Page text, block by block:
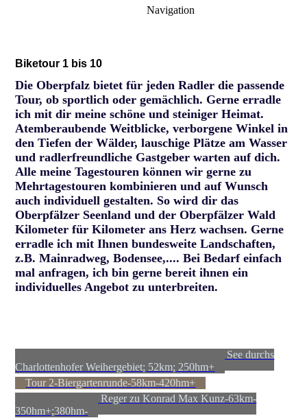
Navigation
Biketour 1 bis 10
Die Oberpfalz bietet für jeden Radler die passende
Tour, ob sportlich oder gemächlich. Gerne erradle
ich mit dir meine schöne und steiniger Heimat.
Atemberaubende Weitblicke, verborgene Winkel in
den Tiefen der Wälder, lauschige Plätze am Wasser
und radlerfreundliche Gastgeber warten auf dich.
Alle meine Tagestouren können wir gerne zu
Mehrtagestouren kombinieren und auf Wunsch
auch individuell gestalten. So wird dir das
Oberpfälzer Seenland und der Oberpfälzer Wald
Kilometer für Kilometer ans Herz wachsen. Gerne
erradle ich mit Ihnen bundesweite Landschaften,
z.B. Mainradweg, Bodensee,.... Bei Bedarf einfach
mal anfragen, ich bin gerne bereit ihnen ein
individuelles Angebot zu unterbreiten.
Tour 1-Vom Murner See über den Steinberger See durchs
Charlottenhofer Weihergebiet; 52km; 250hm+
Tour 2-Biergartenrunde-58km-420hm+
Tour 3-Von Max Reger zu Konrad Max Kunz-63km-
350hm+;380hm-